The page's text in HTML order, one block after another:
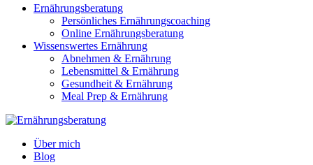
Ernährungsberatung
Persönliches Ernährungscoaching
Online Ernährungsberatung
Wissenswertes Ernährung
Abnehmen & Ernährung
Lebensmittel & Ernährung
Gesundheit & Ernährung
Meal Prep & Ernährung
Über mich
Blog